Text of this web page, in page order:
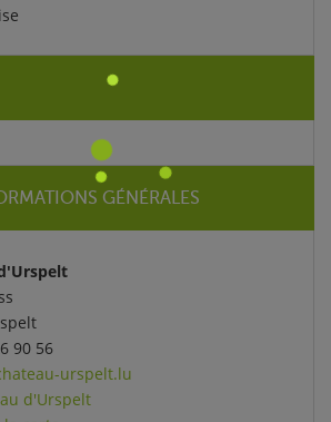
GÉNÉRALES
90 56
urspelt.lu
d'Urspelt